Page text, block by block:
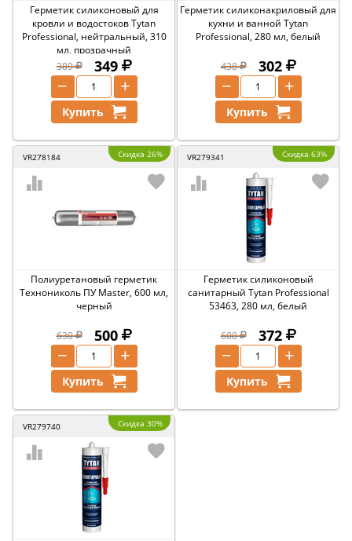
Герметик силиконовый для
кровли и водостоков Tytan
Professional, нейтральный, 310
мл, прозрачный
389
349
+
−
Купить
Герметик силиконакриловый для
кухни и ванной Tytan
Professional, 280 мл, белый
438 302
+
−
Купить
VR278184 Скидка 26%
Полиуретановый герметик
Технониколь ПУ Master, 600 мл,
черный
630 500
+
−
Купить
VR279341 Скидка 63%
Герметик силиконовый
санитарный Tytan Professional
53463, 280 мл, белый
608 372
+
−
Купить
VR279740 Скидка 30%